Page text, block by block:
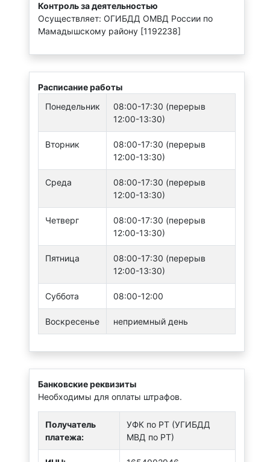
Контроль за деятельностью
Осуществляет: ОГИБДД ОМВД России по
Мамадышскому району [1192238]
Расписание работы
Понедельник
08:00-17:30 (перерыв
12:00-13:30)
Вторник
08:00-17:30 (перерыв
12:00-13:30)
Среда
08:00-17:30 (перерыв
12:00-13:30)
Четверг
08:00-17:30 (перерыв
12:00-13:30)
Пятница
08:00-17:30 (перерыв
12:00-13:30)
Суббота 08:00-12:00
Воскресенье неприемный день
Банковские реквизиты
Необходимы для оплаты штрафов.
Получатель
платежа:
УФК по РТ (УГИБДД
МВД по РТ)